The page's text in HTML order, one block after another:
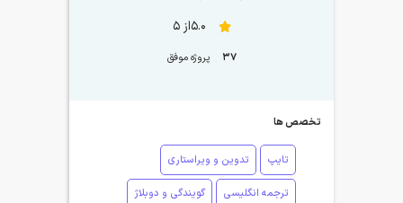
5.0از 5
37 پروژه موفق
تخصص ها
تایپ تدوین و ویراستاری
ترجمه انگلیسی گویندگی و دوبلاژ